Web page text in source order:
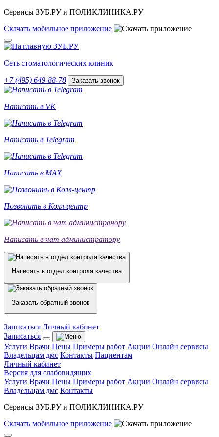
Сервисы ЗУБ.РУ и ПОЛИКЛИНИКА.РУ
Скачать мобильное приложение
Сеть стоматологических клиник
+7 (495) 649-88-78 Заказать звонок
Написать в VK
Написать в Telegram
Написать в MAX
Позвонить в Колл-центр
Написать в чат администратору
Написать в отдел контроля качества
Заказать обратный звонок
Записаться Личный кабинет
Записаться
Услуги Врачи Цены Примеры работ Акции Онлайн сервисы
Владельцам дмс Контакты Пациентам
Личный кабинет
Версия для слабовидящих
Услуги Врачи Цены Примеры работ Акции Онлайн сервисы
Владельцам дмс Контакты
Сервисы ЗУБ.РУ и ПОЛИКЛИНИКА.РУ
Скачать мобильное приложение